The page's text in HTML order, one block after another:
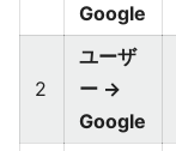
Google
2
ユーザ
ー →
Google